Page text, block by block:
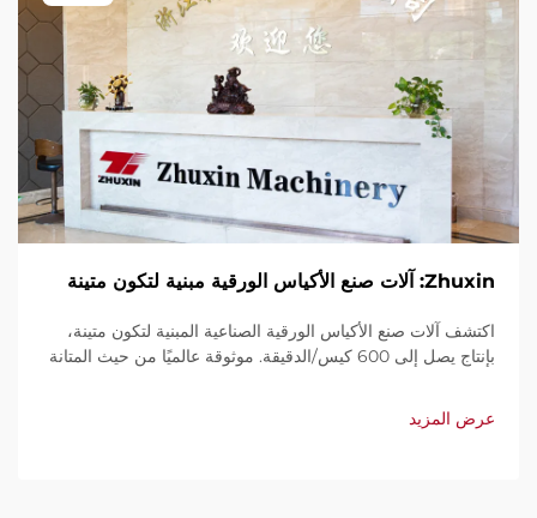
Zhuxin: آلات صنع الأكياس الورقية مبنية لتكون متينة
اكتشف آلات صنع الأكياس الورقية الصناعية المبنية لتكون متينة،
بإنتاج يصل إلى 600 كيس/الدقيقة. موثوقة عالميًا من حيث المتانة
وخدمة سريعة. اطلب عرض سعر اليوم.
عرض المزيد